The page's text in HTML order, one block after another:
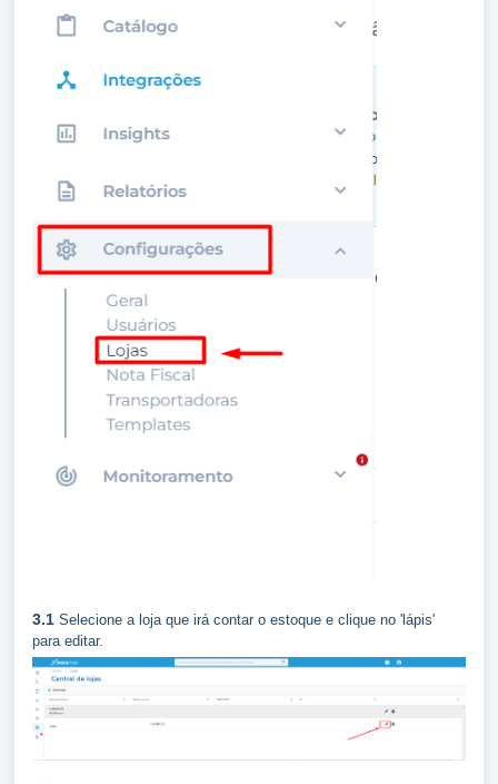
3.1 Selecione a loja que irá contar o estoque e clique no 'lápis'
para editar.